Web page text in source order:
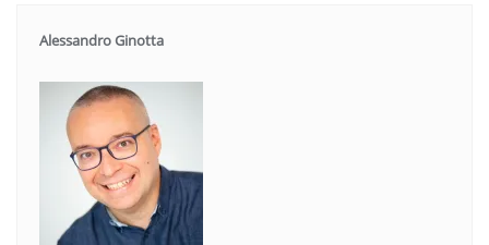
Alessandro Ginotta